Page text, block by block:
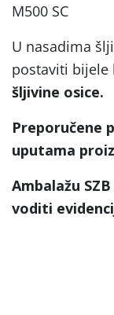
M500 SC
U nasadima
postaviti bijele
šljivine osice.
Preporučene
uputama
Ambalažu
voditi